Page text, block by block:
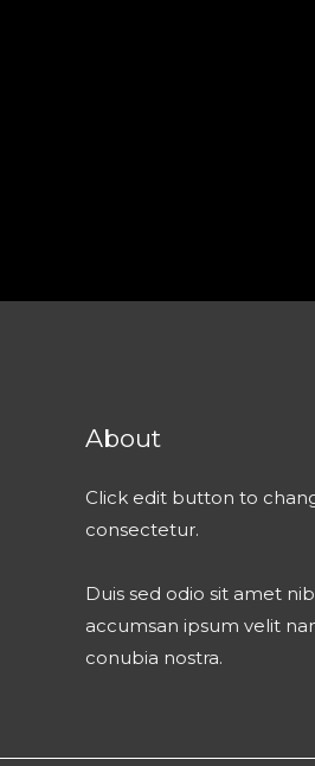
About
Click edit button to
consectetur.
Duis sed odio sit amet
accumsan ipsum velit
conubia nostra.